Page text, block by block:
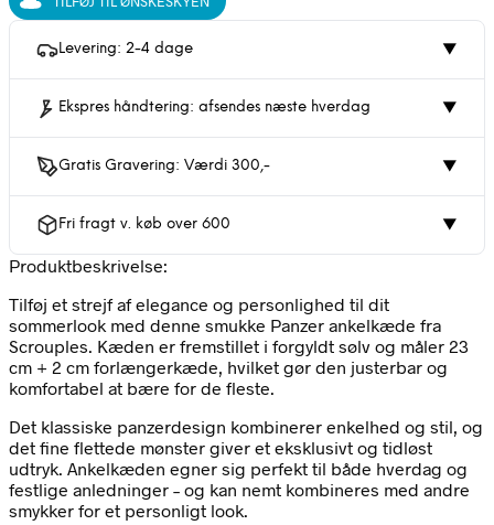
Levering: 2-4 dage ▼
Ekspres håndtering: afsendes næste hverdag ▼
Gratis Gravering: Værdi 300,- ▼
Fri fragt v. køb over 600 ▼
Produktbeskrivelse:
Tilføj et strejf af elegance og personlighed til dit
sommerlook med denne smukke Panzer ankelkæde fra
Scrouples. Kæden er fremstillet i forgyldt sølv og måler 23
cm + 2 cm forlængerkæde, hvilket gør den justerbar og
komfortabel at bære for de fleste.
Det klassiske panzerdesign kombinerer enkelhed og stil, og
det fine flettede mønster giver et eksklusivt og tidløst
udtryk. Ankelkæden egner sig perfekt til både hverdag og
festlige anledninger – og kan nemt kombineres med andre
smykker for et personligt look.